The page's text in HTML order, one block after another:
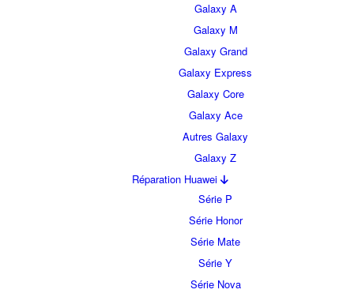
Galaxy A
Galaxy M
Galaxy Grand
Galaxy Express
Galaxy Core
Galaxy Ace
Autres Galaxy
Galaxy Z
Réparation Huawei
Série P
Série Honor
Série Mate
Série Y
Série Nova